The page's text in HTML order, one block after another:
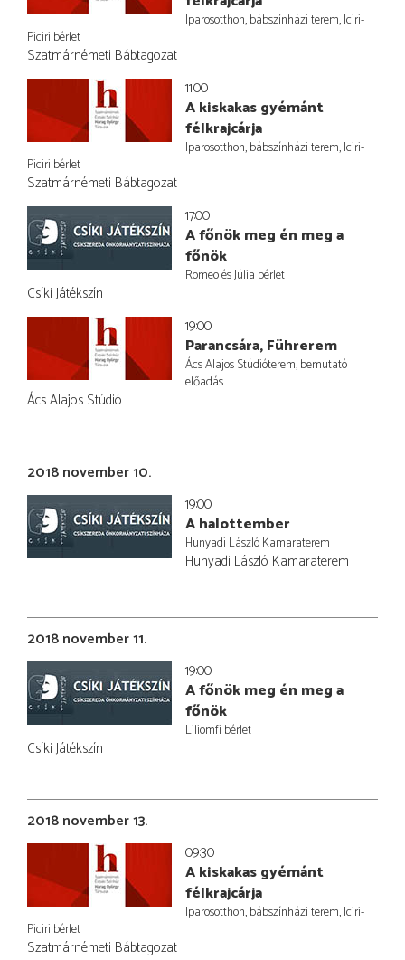
Iparosotthon, bábszínházi terem, Iciri-
Piciri bérlet
Szatmárnémeti Bábtagozat
11:00
A kiskakas gyémánt
félkrajcárja
Iparosotthon, bábszínházi terem, Iciri-
Piciri bérlet
Szatmárnémeti Bábtagozat
17:00
A főnök meg én meg a
főnök
Romeo és Júlia bérlet
Csíki Játékszín
19:00
Parancsára, Führerem
Ács Alajos Stúdióterem, bemutató
előadás
Ács Alajos Stúdió
2018 november 10.
19:00
A halottember
Hunyadi László Kamaraterem
Hunyadi László Kamaraterem
2018 november 11.
19:00
A főnök meg én meg a
főnök
Liliomfi bérlet
Csíki Játékszín
2018 november 13.
09:30
A kiskakas gyémánt
félkrajcárja
Iparosotthon, bábszínházi terem, Iciri-
Piciri bérlet
Szatmárnémeti Bábtagozat